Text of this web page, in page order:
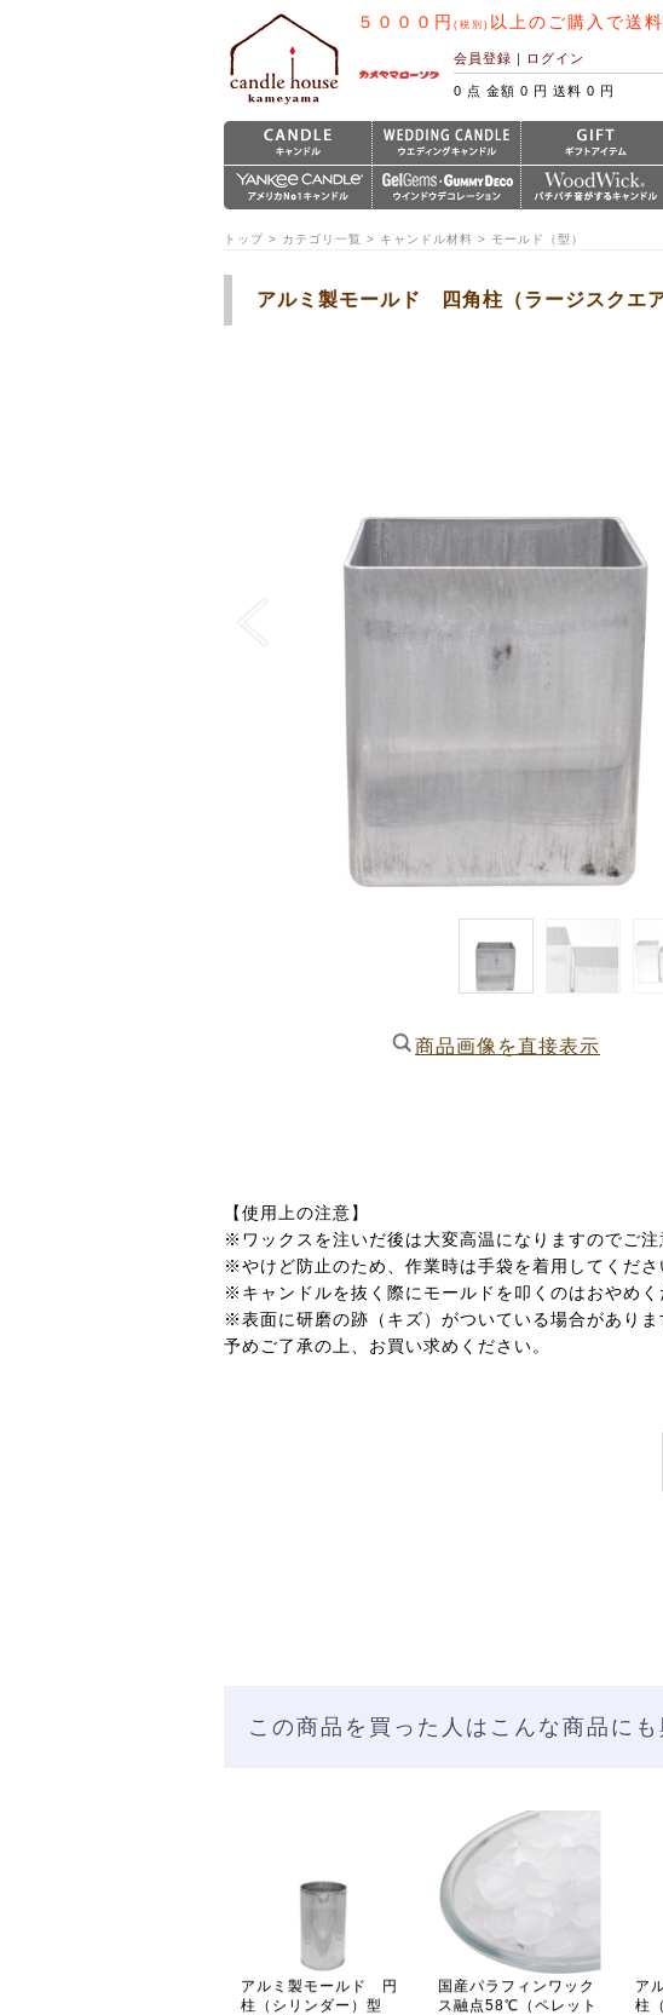
５０００円 (税別) 以上のご購入で送料
会員登録 ｜ ログイン
0 点 金額 0 円 送料 0 円
トップ > カテゴリ一覧 > キャンドル材料 > モールド（型）
アルミ製モールド 四角柱（ラージスクエ
商品画像を直接表示
【使用上の注意】
※ワックスを注いだ後は大変高温になりますのでご注
※やけど防止のため、作業時は手袋を着用してくださ
※キャンドルを抜く際にモールドを叩くのはおやめく
※表面に研磨の跡（キズ）がついている場合がありま
予めご了承の上、お買い求めください。
この商品を買った人はこんな商品に
アルミ製モールド 円
柱（シリンダー）型
国産パラフィンワック
ス融点58℃（ペレット
ア
柱